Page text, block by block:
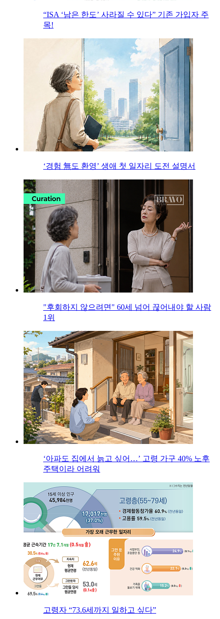
“ISA ‘남은 한도’ 사라질 수 있다” 기존 가입자 주
목!
‘경험 無도 환영’ 생애 첫 일자리 도전 설명서
"후회하지 않으려면" 60세 넘어 끊어내야 할 사람
1위
‘아파도 집에서 늙고 싶어…’ 고령 가구 40% 노후
주택이라 어려워
고령자 “73.6세까지 일하고 싶다”